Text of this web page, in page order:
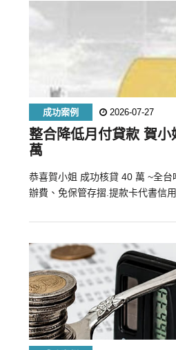
成功案例 2026-07-27
整合降低月付貸款 賀
萬
恭喜賀小姐 成功核貸 40 萬 ~全
辦費、免保管存摺.提款卡代書信